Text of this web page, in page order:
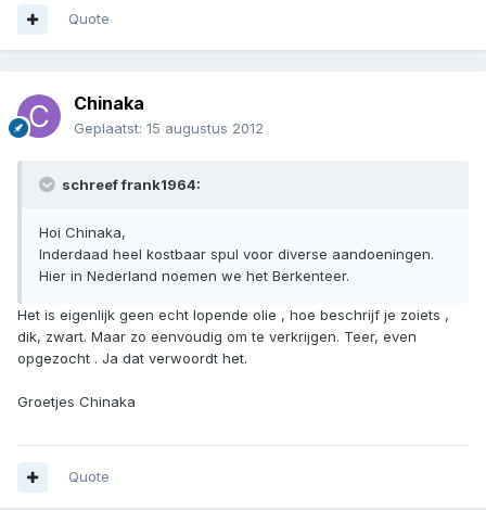
Quote
Chinaka
Geplaatst: 15 augustus 2012
schreef frank1964:
Hoi Chinaka,
Inderdaad heel kostbaar spul voor diverse aandoeningen.
Hier in Nederland noemen we het Berkenteer.
Het is eigenlijk geen echt lopende olie , hoe beschrijf je zoiets ,
dik, zwart. Maar zo eenvoudig om te verkrijgen. Teer, even
opgezocht . Ja dat verwoordt het.
Groetjes Chinaka
Quote